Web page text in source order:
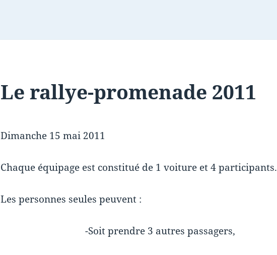
Le rallye-promenade 2011
Dimanche 15 mai 2011
Chaque équipage est constitué de 1 voiture et 4 participants.
Les personnes seules peuvent :
-Soit prendre 3 autres passagers,